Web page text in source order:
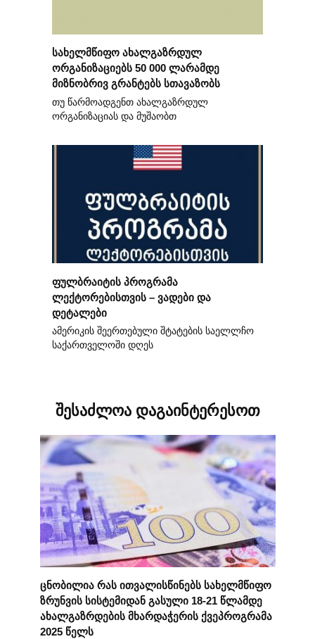
სახელმწიფო ახალგაზრდულ
ორგანიზაციებს 50 000 ლარამდე
მიზნობრივ გრანტებს სთავაზობს
თუ წარმოადგენთ ახალგაზრდულ
ორგანიზაციას და მუშაობთ
ფულბრაიტის პროგრამა
ლექტორებისთვის – ვადები და
დეტალები
ამერიკის შეერთებული შტატების საელლჩო
საქართველოში დღეს
შესაძლოა დაგაინტერესოთ
ცნობილია რას ითვალისწინებს სახელმწიფო
ზრუნვის სისტემიდან გასული 18-21 წლამდე
ახალგაზრდების მხარდაჭერის ქვეპროგრამა
2025 წელს